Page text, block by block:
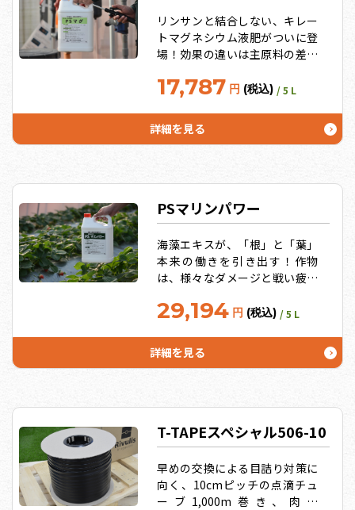
リンサンと結合しない、キレー
トマグネシウム液肥がついに登
場！効果の違いは主原料の差！
ネシウム。いつまでも色つやと
体を作るマグネシウムは光合成
の源です。うれしいお徳用サイ
17,787 円 (税込) / 5 L
詳細を見る
PSマリンパワー
海藻エキスが、「根」と「葉」
本来の働きを引き出す！作物
は、様々なダメージと戦い疲れ
日照不足・多雨・連作土壌・成
と光合成を行う「葉」の働きを
高める、収量・品質アップの限
29,194 円 (税込) / 5 L
詳細を見る
T-TAPEスペシャル506-10
早めの交換による目詰り対策に
向く、10cmピッチの点滴チュ
ーブ1,000m巻き、肉厚